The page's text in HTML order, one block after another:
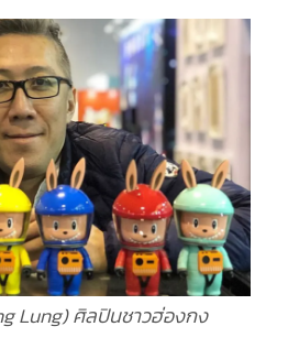
Lung) ศิลปินชาวฮ่องกง